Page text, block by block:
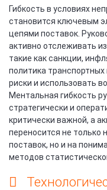
Гибкость в условиях
становится ключевым
цепями поставок.
активно отслеживать
такие как санкции,
политика
риски и использовать
Ментальная гибкость
стратегически и
критически важной, а
переносится не только
поставок, но и на
методов